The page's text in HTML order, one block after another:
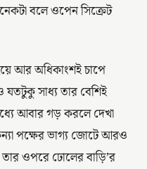
বলে ওপেন সিক্রেট
আর অধিকাংশই চাপে
যতটুকু সাধ্য তার বেশিই
আবার গড় করলে দেখা
পক্ষের ভাগ্য জোটে আরও
তার ওপরে ঢোলের বাড়ি’র